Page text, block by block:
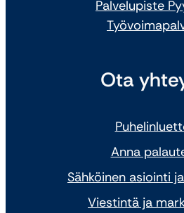
Palvelupiste
Ota
Anna
Sähköinen asiointi
Viestintä ja